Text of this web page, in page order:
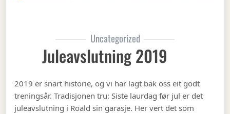
Uncategorized
Juleavslutning 2019
2019 er snart historie, og vi har lagt bak oss eit godt
treningsår. Tradisjonen tru: Siste laurdag før jul er det
juleavslutning i Roald sin garasje. Her vert det som